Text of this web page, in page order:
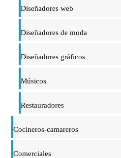
Diseñadores web
Diseñadores de moda
Diseñadores gráficos
Músicos
Restauradores
Cocineros-camareros
Comerciales